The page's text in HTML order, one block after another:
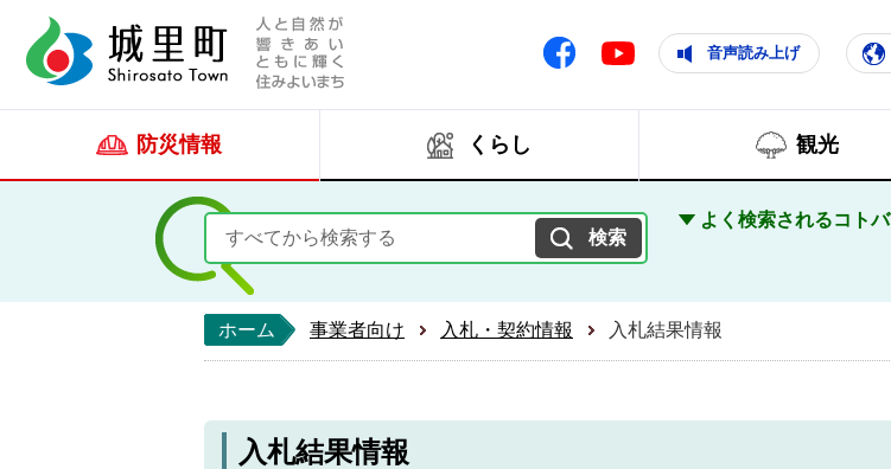
人と自然が響きあいともに輝く住みよいまち
Facebook Youtube 音声読み上げ
防災情報 くらし 観光
よく検索されるコトバ
ホーム 事業者向け 入札・契約情報 入札結果情報
入札結果情報